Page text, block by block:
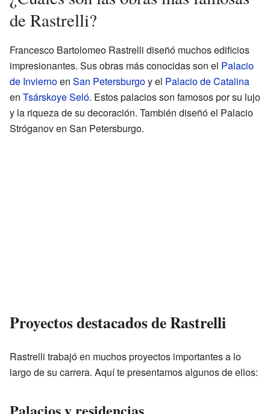
de Rastrelli?
Francesco Bartolomeo Rastrelli diseñó muchos edificios
impresionantes. Sus obras más conocidas son el Palacio
de Inviernoen San Petersburgoy el Palacio de Catalina
en Tsárskoye Seló. Estos palacios son famosos por su lujo
y la riqueza de su decoración. También diseñó el Palacio
Stróganov en San Petersburgo.
Proyectos destacados de Rastrelli
Rastrelli trabajó en muchos proyectos importantes a lo
largo de su carrera. Aquí te presentamos algunos de ellos: